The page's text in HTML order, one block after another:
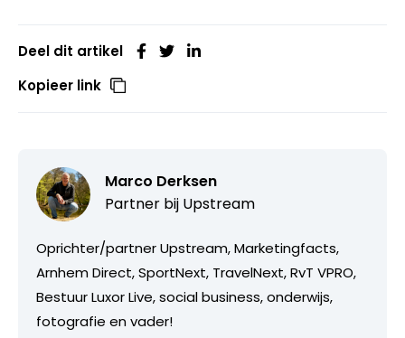
Deel dit artikel
Kopieer link
Marco Derksen
Partner bij Upstream
Oprichter/partner Upstream, Marketingfacts,
Arnhem Direct, SportNext, TravelNext, RvT VPRO,
Bestuur Luxor Live, social business, onderwijs,
fotografie en vader!